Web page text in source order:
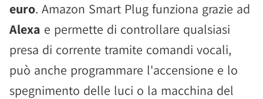
euro. Amazon Smart Plug funziona grazie ad
Alexa e permette di controllare qualsiasi
presa di corrente tramite comandi vocali,
può anche programmare l'accensione e lo
spegnimento delle luci o la macchina del